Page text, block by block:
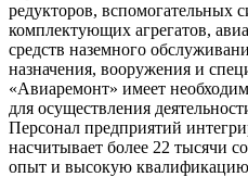
редукторов, вспомогательных
комплектующих агрегатов,
средств наземного
назначения, вооружения и
«Авиаремонт» имеет
для осуществления
Персонал предприятий
насчитывает более 22 тысячи
опыт и высокую